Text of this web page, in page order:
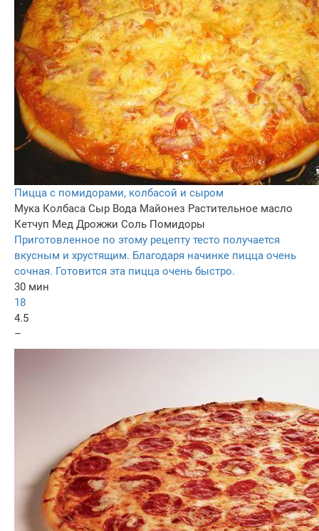
Пицца с помидорами, колбасой и сыром
Мука Колбаса Сыр Вода Майонез Растительное масло
Кетчуп Мед Дрожжи Соль Помидоры
Приготовленное по этому рецепту тесто получается
вкусным и хрустящим. Благодаря начинке пицца очень
сочная. Готовится эта пицца очень быстро.
30 мин
18
4.5
–